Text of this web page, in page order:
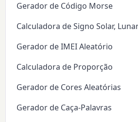
Gerador de Código Morse
Calculadora de Signo Solar,
Gerador de IMEI Aleatório
Calculadora de Proporção
Gerador de Cores Aleatórias
Gerador de Caça-Palavras